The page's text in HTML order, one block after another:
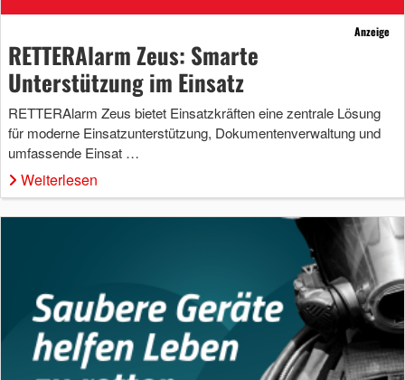
Anzeige
RETTERAlarm Zeus: Smarte
Unterstützung im Einsatz
RETTERAlarm Zeus bietet Einsatzkräften eine zentrale Lösung
für moderne Einsatzunterstützung, Dokumentenverwaltung und
umfassende Einsat …
Weiterlesen